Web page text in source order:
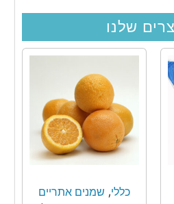
שלנו
כללי, שמנים אתריים